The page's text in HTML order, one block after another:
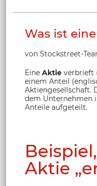
Was ist
von Stockstreet-
Eine Aktie verbrieft
einem Anteil
Aktiengesellschaft.
dem Unternehmen
Anteile aufgeteilt.
Aktie